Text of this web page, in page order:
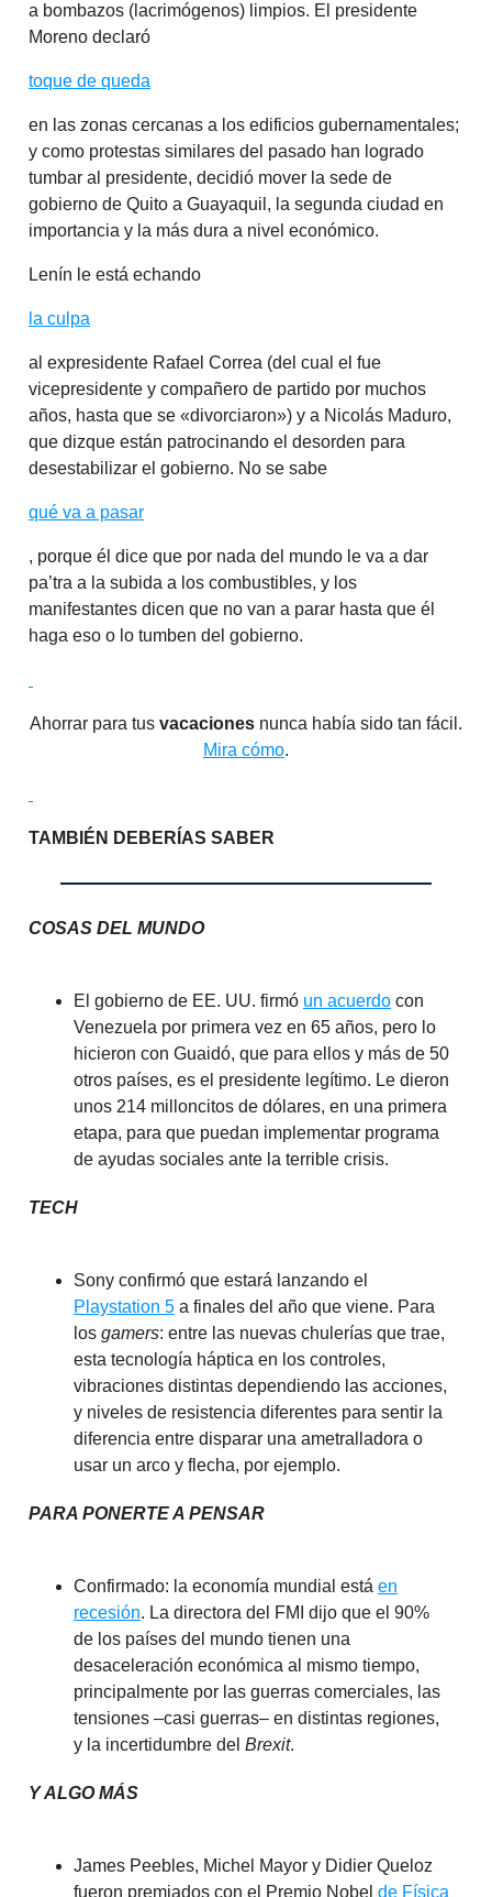
a bombazos (lacrimógenos) limpios. El presidente
Moreno declaró
toque de queda
en las zonas cercanas a los edificios gubernamentales;
y como protestas similares del pasado han logrado
tumbar al presidente, decidió mover la sede de
gobierno de Quito a Guayaquil, la segunda ciudad en
importancia y la más dura a nivel económico.
Lenín le está echando
la culpa
al expresidente Rafael Correa (del cual el fue
vicepresidente y compañero de partido por muchos
años, hasta que se «divorciaron») y a Nicolás Maduro,
que dizque están patrocinando el desorden para
desestabilizar el gobierno. No se sabe
qué va a pasar
, porque él dice que por nada del mundo le va a dar
pa’tra a la subida a los combustibles, y los
manifestantes dicen que no van a parar hasta que él
haga eso o lo tumben del gobierno.
Ahorrar para tus vacaciones nunca había sido tan fácil.
Mira cómo.
TAMBIÉN DEBERÍAS SABER
COSAS DEL MUNDO
El gobierno de EE. UU. firmó un acuerdo con
Venezuela por primera vez en 65 años, pero lo
hicieron con Guaidó, que para ellos y más de 50
otros países, es el presidente legítimo. Le dieron
unos 214 milloncitos de dólares, en una primera
etapa, para que puedan implementar programa
de ayudas sociales ante la terrible crisis.
TECH
Sony confirmó que estará lanzando el
Playstation 5 a finales del año que viene. Para
los gamers: entre las nuevas chulerías que trae,
esta tecnología háptica en los controles,
vibraciones distintas dependiendo las acciones,
y niveles de resistencia diferentes para sentir la
diferencia entre disparar una ametralladora o
usar un arco y flecha, por ejemplo.
PARA PONERTE A PENSAR
Confirmado: la economía mundial está en
recesión. La directora del FMI dijo que el 90%
de los países del mundo tienen una
desaceleración económica al mismo tiempo,
principalmente por las guerras comerciales, las
tensiones –casi guerras– en distintas regiones,
y la incertidumbre del Brexit.
Y ALGO MÁS
James Peebles, Michel Mayor y Didier Queloz
fueron premiados con el Premio Nobel de Física